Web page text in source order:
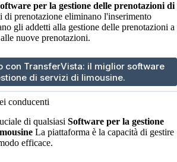
per la gestione delle prenotazioni di
di prenotazione eliminano l'inserimento
gli addetti alla gestione delle prenotazioni a
nuove prenotazioni.
con TransferVista: il miglior software
di servizi di limousine.
conducenti
di qualsiasi Software per la gestione
La piattaforma è la capacità di gestire
efficace.